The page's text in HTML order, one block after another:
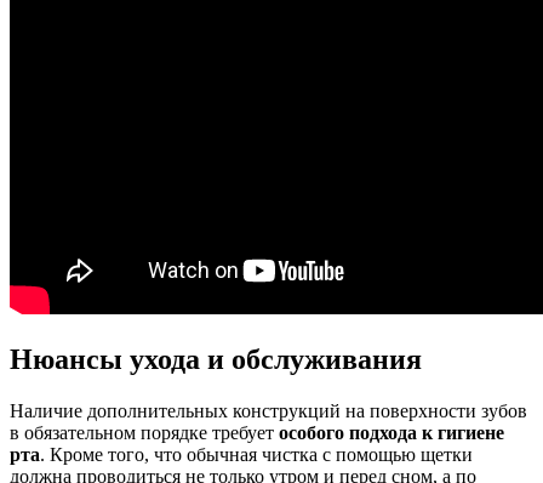
Нюансы ухода и обслуживания
Наличие дополнительных конструкций на поверхности зубов
в обязательном порядке требует особого подхода к гигиене
рта. Кроме того, что обычная чистка с помощью щетки
должна проводиться не только утром и перед сном, а по